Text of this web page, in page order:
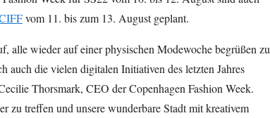
vom 11. bis zum 13. August geplant.
alle wieder auf einer physischen Modewoche begrüßen zu
auch die vielen digitalen Initiativen des letzten Jahres
Thorsmark, CEO der Copenhagen Fashion Week.
zu treffen und unsere wunderbare Stadt mit kreativem